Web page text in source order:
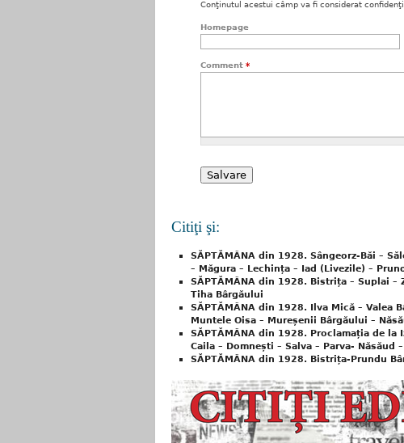
Conţinutul acestui câmp va fi considerat
Homepage
Comment *
Citiţi şi:
SĂPTĂMÂNA din 1928. Sângeorz-Băi –
– Măgura – Lechința – Iad (Livezile) –
SĂPTĂMÂNA din 1928. Bistrița – Suplai –
Tiha Bârgăului
SĂPTĂMÂNA din 1928. Ilva Mică – Valea
Muntele Oisa – Mureșenii Bârgăului –
SĂPTĂMÂNA din 1928. Proclamația de la
Caila – Domnești – Salva – Parva- Năsăud
SĂPTĂMÂNA din 1928. Bistrița-Prundu